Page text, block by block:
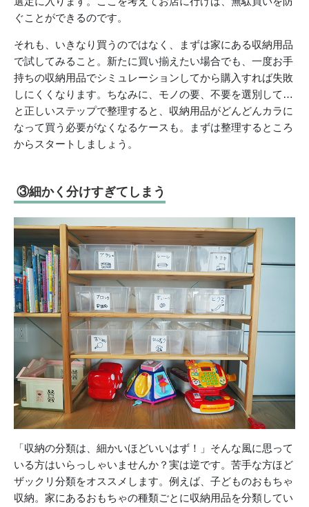
ぐことができるのです。
それも、いきなり買うのではなく、まずは家にある収納用品
で試してみること。新たに買い揃えたい場合でも、一度お手
持ちの収納用品でシミュレーションしてから購入すれば失敗
しにくくなります。ちなみに、モノの要、不要を選別して…
と正しいステップで整理すると、収納用品がどんどんカラに
なって買う必要がなくなるケースも。まずは整理するところ
からスタートしましょう。
③細かく分けすぎてしまう
「収納の分類は、細かいほどいいはず！」そんな風に思って
いる方はいらっしゃいませんか？実は逆です。苦手な方ほど
ザックリ分類をオススメします。例えば、子どものおもちゃ
収納。家にあるおもちゃの種類ごとに収納用品を分類してい